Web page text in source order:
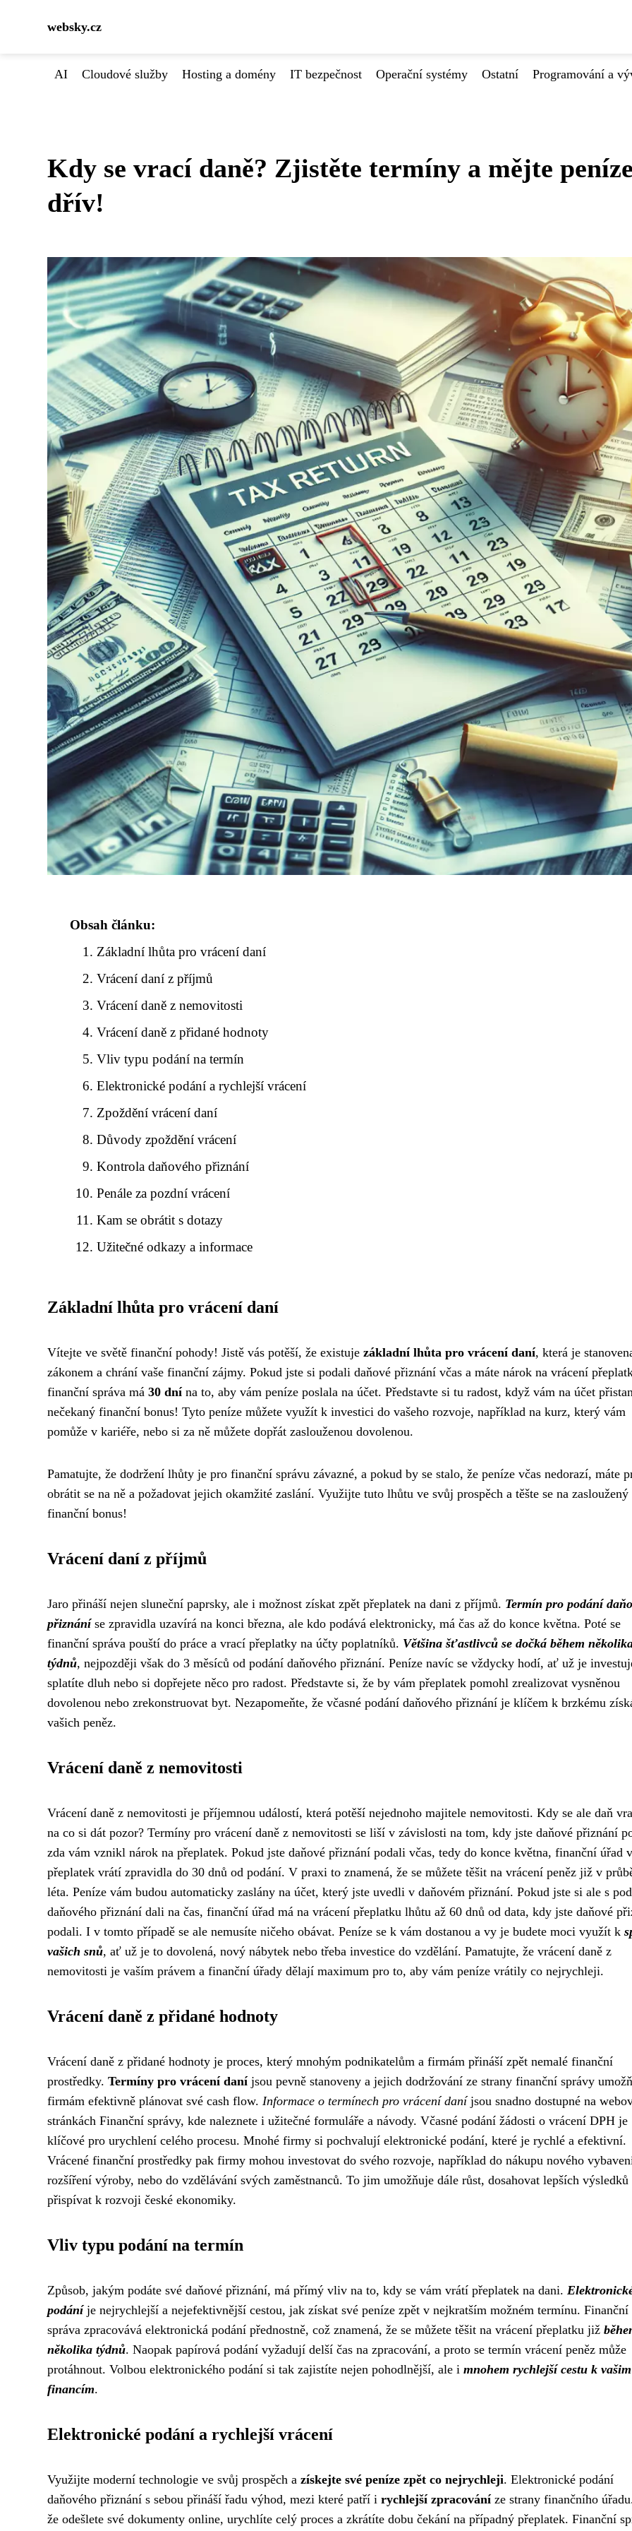
websky.cz
AI Cloudové služby Hosting a domény IT bezpečnost Operační systémy Ostatní Programování a
Kdy se vrací daně? Zjistěte termíny a mějte peníze
dřív!
Obsah článku:
Základní lhůta pro vrácení daní
Vrácení daní z příjmů
Vrácení daně z nemovitosti
Vrácení daně z přidané hodnoty
Vliv typu podání na termín
Elektronické podání a rychlejší vrácení
Zpoždění vrácení daní
Důvody zpoždění vrácení
Kontrola daňového přiznání
Penále za pozdní vrácení
Kam se obrátit s dotazy
Užitečné odkazy a informace
Základní lhůta pro vrácení daní
Vítejte ve světě finanční pohody! Jistě vás potěší, že existuje základní lhůta pro vrácení daní, která je
zákonem a chrání vaše finanční zájmy. Pokud jste si podali daňové přiznání včas a máte nárok na vrácení
finanční správa má 30 dnína to, aby vám peníze poslala na účet. Představte si tu radost, když vám na účet
nečekaný finanční bonus! Tyto peníze můžete využít k investici do vašeho rozvoje, například na kurz, který vám
pomůže v kariéře, nebo si za ně můžete dopřát zaslouženou dovolenou.
Pamatujte, že dodržení lhůty je pro finanční správu závazné, a pokud by se stalo, že peníze včas nedorazí, máte
obrátit se na ně a požadovat jejich okamžité zaslání. Využijte tuto lhůtu ve svůj prospěch a těšte se na zasloužený
finanční bonus!
Vrácení daní z příjmů
Jaro přináší nejen sluneční paprsky, ale i možnost získat zpět přeplatek na dani z příjmů. Termín pro podání
přiznáníse zpravidla uzavírá na konci března, ale kdo podává elektronicky, má čas až do konce května. Poté se
finanční správa pouští do práce a vrací přeplatky na účty poplatníků. Většina šťastlivců se dočká během
týdnů, nejpozději však do 3 měsíců od podání daňového přiznání. Peníze navíc se vždycky hodí, ať už je
splatíte dluh nebo si dopřejete něco pro radost. Představte si, že by vám přeplatek pomohl zrealizovat vysněnou
dovolenou nebo zrekonstruovat byt. Nezapomeňte, že včasné podání daňového přiznání je klíčem k brzkému
vašich peněz.
Vrácení daně z nemovitosti
Vrácení daně z nemovitosti je příjemnou událostí, která potěší nejednoho majitele nemovitosti. Kdy se ale daň
na co si dát pozor? Termíny pro vrácení daně z nemovitosti se liší v závislosti na tom, kdy jste daňové přiznání
zda vám vznikl nárok na přeplatek. Pokud jste daňové přiznání podali včas, tedy do konce května, finanční úřad
přeplatek vrátí zpravidla do 30 dnů od podání. V praxi to znamená, že se můžete těšit na vrácení peněz již v
léta. Peníze vám budou automaticky zaslány na účet, který jste uvedli v daňovém přiznání. Pokud jste si ale s
daňového přiznání dali na čas, finanční úřad má na vrácení přeplatku lhůtu až 60 dnů od data, kdy jste daňové
podali. I v tomto případě se ale nemusíte ničeho obávat. Peníze se k vám dostanou a vy je budete moci využít k
vašich snů, ať už je to dovolená, nový nábytek nebo třeba investice do vzdělání. Pamatujte, že vrácení daně z
nemovitosti je vaším právem a finanční úřady dělají maximum pro to, aby vám peníze vrátily co nejrychleji.
Vrácení daně z přidané hodnoty
Vrácení daně z přidané hodnoty je proces, který mnohým podnikatelům a firmám přináší zpět nemalé finanční
prostředky. Termíny pro vrácení daníjsou pevně stanoveny a jejich dodržování ze strany finanční správy
firmám efektivně plánovat své cash flow. Informace o termínech pro vrácení daníjsou snadno dostupné na
stránkách Finanční správy, kde naleznete i užitečné formuláře a návody. Včasné podání žádosti o vrácení DPH je
klíčové pro urychlení celého procesu. Mnohé firmy si pochvalují elektronické podání, které je rychlé a efektivní.
Vrácené finanční prostředky pak firmy mohou investovat do svého rozvoje, například do nákupu nového
rozšíření výroby, nebo do vzdělávání svých zaměstnanců. To jim umožňuje dále růst, dosahovat lepších výsledků
přispívat k rozvoji české ekonomiky.
Vliv typu podání na termín
Způsob, jakým podáte své daňové přiznání, má přímý vliv na to, kdy se vám vrátí přeplatek na dani.
podáníje nejrychlejší a nejefektivnější cestou, jak získat své peníze zpět v nejkratším možném termínu. Finanční
správa zpracovává elektronická podání přednostně, což znamená, že se můžete těšit na vrácení přeplatku již
několika týdnů. Naopak papírová podání vyžadují delší čas na zpracování, a proto se termín vrácení peněz může
protáhnout. Volbou elektronického podání si tak zajistíte nejen pohodlnější, ale i mnohem rychlejší cestu k vašim
financím.
Elektronické podání a rychlejší vrácení
Využijte moderní technologie ve svůj prospěch a získejte své peníze zpět co nejrychleji. Elektronické podání
daňového přiznání s sebou přináší řadu výhod, mezi které patří i rychlejší zpracováníze strany finančního
že odešlete své dokumenty online, urychlíte celý proces a zkrátíte dobu čekání na případný přeplatek. Finanční